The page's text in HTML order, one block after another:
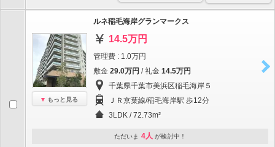
もっと見る
ルネ稲毛海岸グランマークス
14.5万円
管理費 : 1.0万円
敷金 29.0万円 / 礼金 14.5万円
千葉県千葉市美浜区稲毛海岸５
ＪＲ京葉線/稲毛海岸駅 歩12分
3LDK / 72.73m²
ただいま 4人 が検討中！